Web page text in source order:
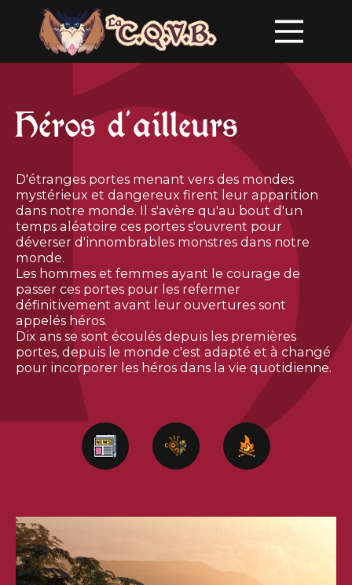
Héros d'ailleurs
D'étranges portes menant vers des mondes
mystérieux et dangereux firent leur apparition
dans notre monde. Il s'avère qu'au bout d'un
temps aléatoire ces portes s'ouvrent pour
déverser d'innombrables monstres dans notre
monde.
Les hommes et femmes ayant le courage de
passer ces portes pour les refermer
définitivement avant leur ouvertures sont
appelés héros.
Dix ans se sont écoulés depuis les premières
portes, depuis le monde c'est adapté et à changé
pour incorporer les héros dans la vie quotidienne.